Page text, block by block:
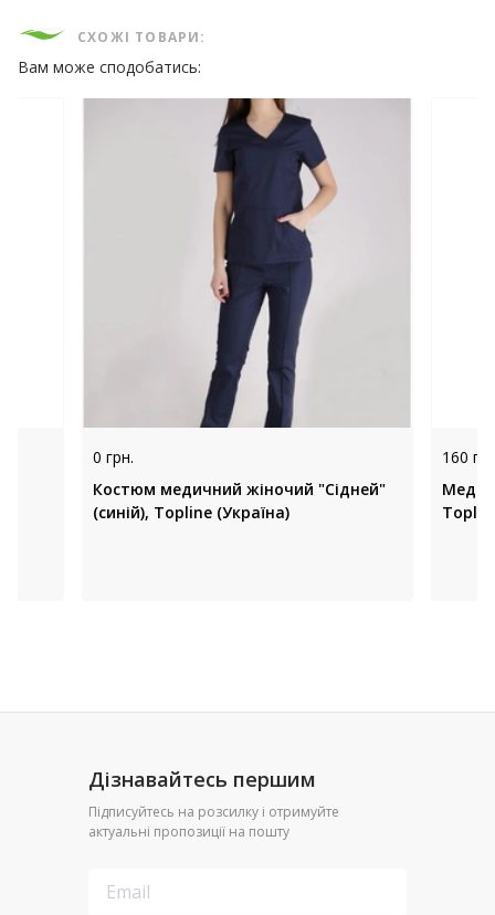
СХОЖІ ТОВАРИ:
Вам може сподобатись:
0 грн.
Костюм медичний жіночий "Сідней"
(синій), Topline (Україна)
160
Дізнавайтесь першим
Підписуйтесь на розсилку і отримуйте
актуальні пропозиції на пошту